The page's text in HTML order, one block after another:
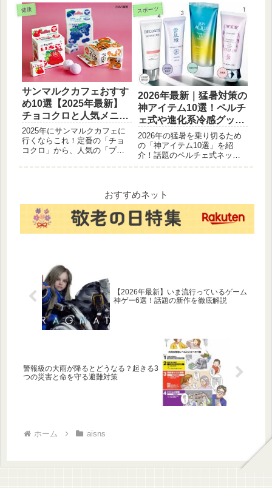
雄がアメリカで目撃した衝撃
の光景とは？「素人に売れる
わけがない」という逆風を跳
ね除け、日本のDIY文化を切り
拓いた先駆者の物語と、誕生
の歴史を詳しく解説します。
るなど、多くの魅力がありま
す。この記事では、お庭作り
で得られる10の幸せをご紹介
します。ベランダガーデニン
グや小さなスペースでのガー
デニングなど、あなたにぴっ
たりの庭作りのヒントも満載
です。
健康
サンマルクカフェおすす
め10選【2025年最新】
チョコクロと人気メニュ
ー
2025年にサンマルクカフェに
行くならこれ！定番の「チョ
コクロ」から、人気の「プレ
すめ10選をカテゴリ別に徹底
スポーツ
2026年最新｜猛暑対策の
神アイテム10選！ペルチ
ェ式や進化系冷感グッズ
を徹底解説
2026年の猛暑を乗り切るため
の「神アイテム10選」を紹
介！話題のペルチェ式ネック
げる最新グッズを厳選しまし
た。品切れ前にチェックし
て、今年の夏を快適に過ごし
ましょう。
おすすめネット
【2026年最新】いま流行っているゲーム
神ゲー6選！話題の新作を徹底解説
警報級の大雨が降るとどうなる？起きる3
つの災害と命を守る避難対策
ホーム aisns